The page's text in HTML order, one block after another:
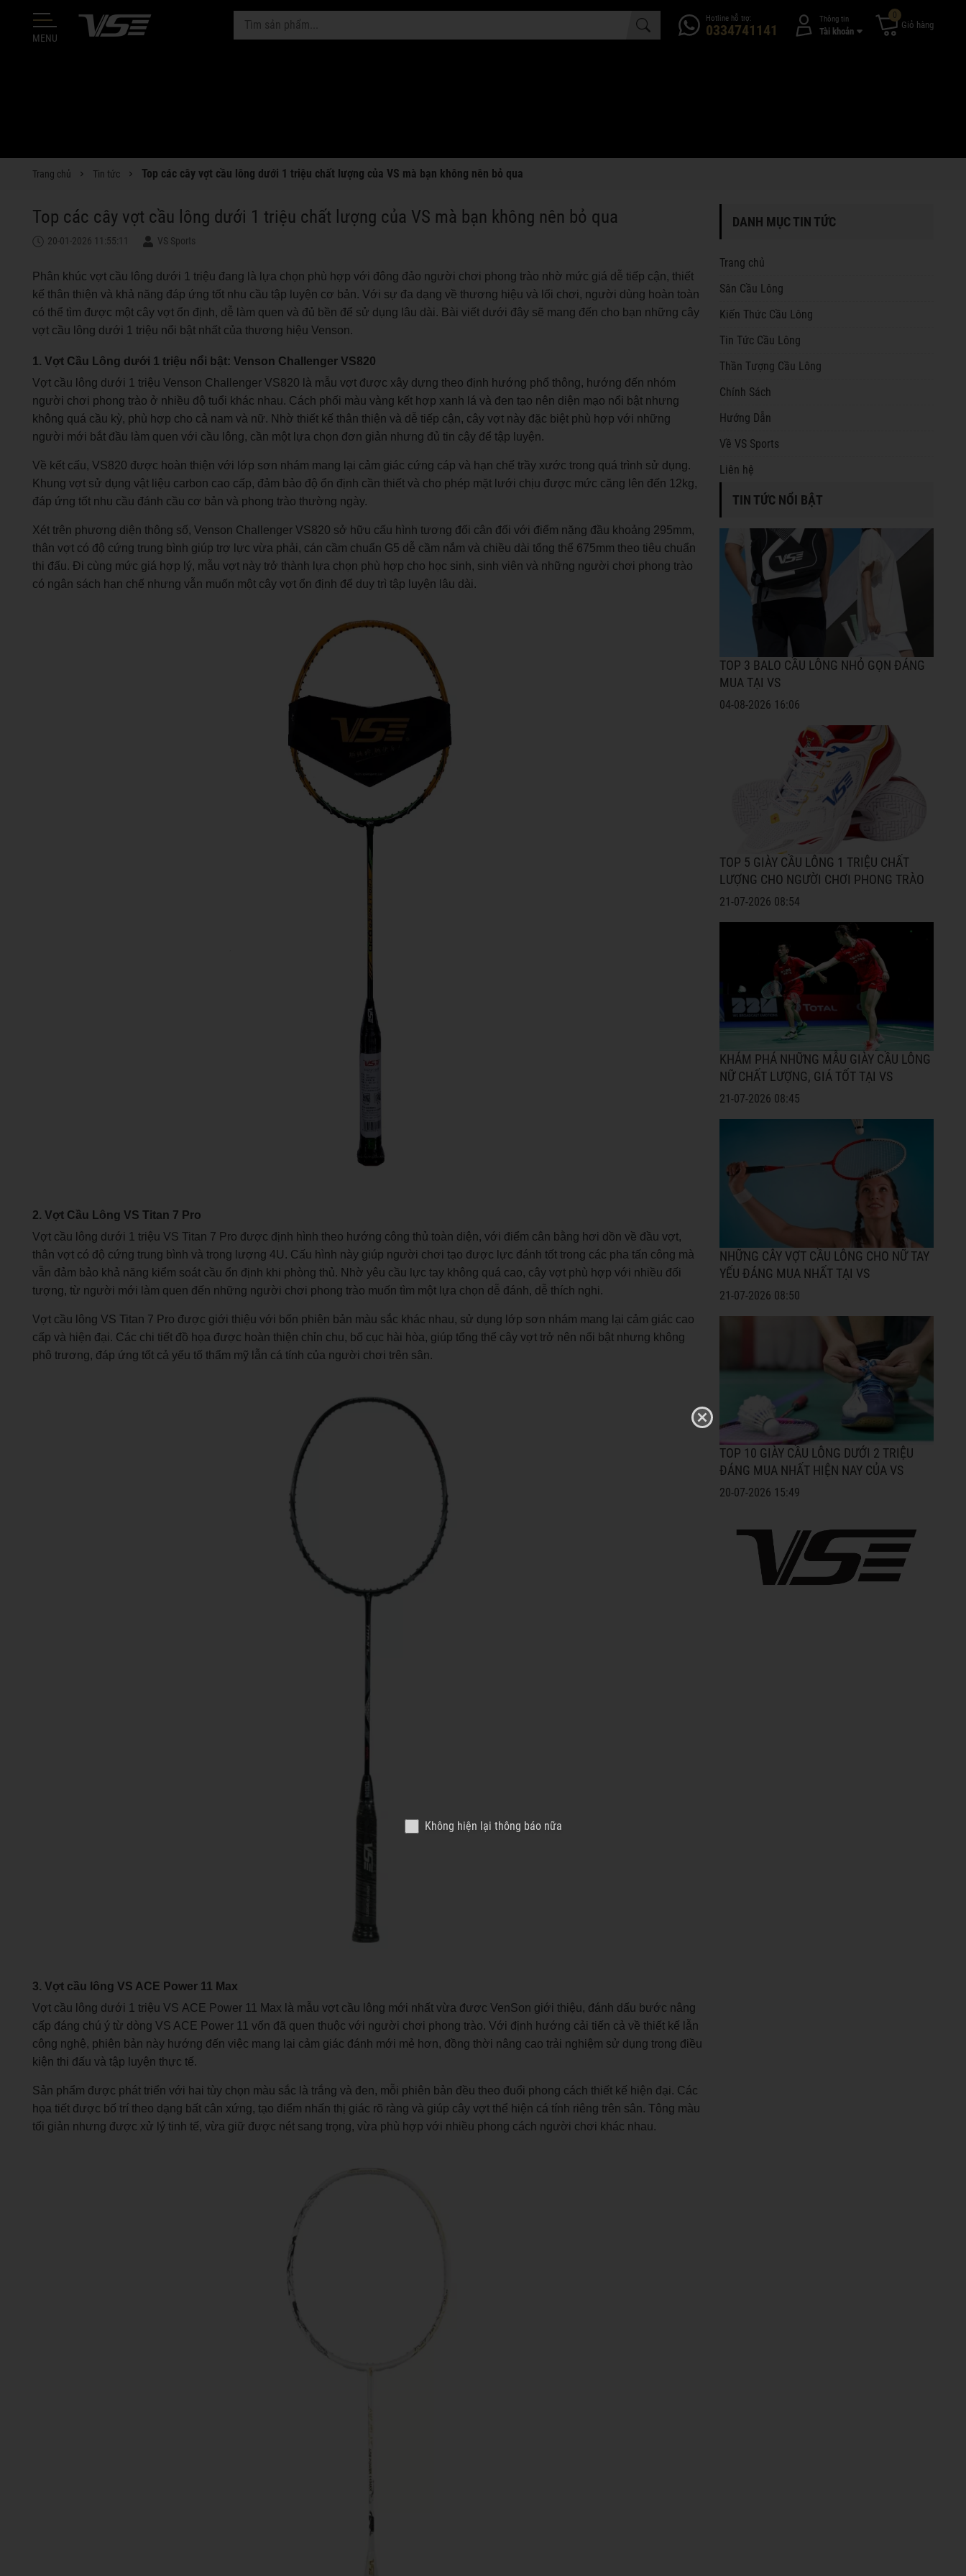
MENU
Hotline hỗ trợ:
0334741141
Thông tin
Tài khoản
0
Giỏ hàng
Trang chủ Tin tức Top các cây vợt cầu lông dưới 1 triệu chất lượng của VS mà bạn không nên bỏ qua
Top các cây vợt cầu lông dưới 1 triệu chất lượng của VS mà bạn không nên bỏ qua
20-01-2026 11:55:11 VS Sports
Phân khúc vợt cầu lông dưới 1 triệu đang là lựa chọn phù hợp với đông đảo người chơi phong trào nhờ mức giá dễ tiếp cận, thiết
kế thân thiện và khả năng đáp ứng tốt nhu cầu tập luyện cơ bản. Với sự đa dạng về thương hiệu và lối chơi, người dùng hoàn toàn
có thể tìm được một cây vợt ổn định, dễ làm quen và đủ bền để sử dụng lâu dài. Bài viết dưới đây sẽ mang đến cho bạn những cây
vợt cầu lông dưới 1 triệu nổi bật nhất của thương hiệu Venson.
1. Vợt Cầu Lông dưới 1 triệu nổi bật: Venson Challenger VS820
Vợt cầu lông dưới 1 triệu Venson Challenger VS820 là mẫu vợt được xây dựng theo định hướng phổ thông, hướng đến nhóm
người chơi phong trào ở nhiều độ tuổi khác nhau. Cách phối màu vàng kết hợp xanh lá và đen tạo nên diện mạo nổi bật nhưng
không quá cầu kỳ, phù hợp cho cả nam và nữ. Nhờ thiết kế thân thiện và dễ tiếp cận, cây vợt này đặc biệt phù hợp với những
người mới bắt đầu làm quen với cầu lông, cần một lựa chọn đơn giản nhưng đủ tin cậy để tập luyện.
Về kết cấu, VS820 được hoàn thiện với lớp sơn nhám mang lại cảm giác cứng cáp và hạn chế trầy xước trong quá trình sử dụng.
Khung vợt sử dụng vật liệu carbon cao cấp, đảm bảo độ ổn định cần thiết và cho phép mặt lưới chịu được mức căng lên đến 12kg,
đáp ứng tốt nhu cầu đánh cầu cơ bản và phong trào thường ngày.
Xét trên phương diện thông số, Venson Challenger VS820 sở hữu cấu hình tương đối cân đối với điểm nặng đầu khoảng 295mm,
thân vợt có độ cứng trung bình giúp trợ lực vừa phải, cán cầm chuẩn G5 dễ cầm nắm và chiều dài tổng thể 675mm theo tiêu chuẩn
thi đấu. Đi cùng mức giá hợp lý, mẫu vợt này trở thành lựa chọn phù hợp cho học sinh, sinh viên và những người chơi phong trào
có ngân sách hạn chế nhưng vẫn muốn một cây vợt ổn định để duy trì tập luyện lâu dài.
2. Vợt Cầu Lông VS Titan 7 Pro
Vợt cầu lông dưới 1 triệu VS Titan 7 Pro được định hình theo hướng công thủ toàn diện, với điểm cân bằng hơi dồn về đầu vợt,
thân vợt có độ cứng trung bình và trọng lượng 4U. Cấu hình này giúp người chơi tạo được lực đánh tốt trong các pha tấn công mà
vẫn đảm bảo khả năng kiểm soát cầu ổn định khi phòng thủ. Nhờ yêu cầu lực tay không quá cao, cây vợt phù hợp với nhiều đối
tượng, từ người mới làm quen đến những người chơi phong trào muốn tìm một lựa chọn dễ đánh, dễ thích nghi.
Vợt cầu lông VS Titan 7 Pro được giới thiệu với bốn phiên bản màu sắc khác nhau, sử dụng lớp sơn nhám mang lại cảm giác cao
cấp và hiện đại. Các chi tiết đồ họa được hoàn thiện chỉn chu, bố cục hài hòa, giúp tổng thể cây vợt trở nên nổi bật nhưng không
phô trương, đáp ứng tốt cả yếu tố thẩm mỹ lẫn cá tính của người chơi trên sân.
3. Vợt cầu lông VS ACE Power 11 Max
Vợt cầu lông dưới 1 triệu VS ACE Power 11 Max là mẫu vợt cầu lông mới nhất vừa được VenSon giới thiệu, đánh dấu bước nâng
cấp đáng chú ý từ dòng VS ACE Power 11 vốn đã quen thuộc với người chơi phong trào. Với định hướng cải tiến cả về thiết kế lẫn
công nghệ, phiên bản này hướng đến việc mang lại cảm giác đánh mới mẻ hơn, đồng thời nâng cao trải nghiệm sử dụng trong điều
kiện thi đấu và tập luyện thực tế.
Sản phẩm được phát triển với hai tùy chọn màu sắc là trắng và đen, mỗi phiên bản đều theo đuổi phong cách thiết kế hiện đại. Các
họa tiết được bố trí theo dạng bất cân xứng, tạo điểm nhấn thị giác rõ ràng và giúp cây vợt thể hiện cá tính riêng trên sân. Tông màu
tối giản nhưng được xử lý tinh tế, vừa giữ được nét sang trọng, vừa phù hợp với nhiều phong cách người chơi khác nhau.
DANH MỤC TIN TỨC
Trang chủ
Sân Cầu Lông
Kiến Thức Cầu Lông
Tin Tức Cầu Lông
Thần Tượng Cầu Lông
Chính Sách
Hướng Dẫn
Về VS Sports
Liên hệ
TIN TỨC NỔI BẬT
TOP 3 BALO CẦU LÔNG NHỎ GỌN ĐÁNG
MUA TẠI VS
04-08-2026 16:06
TOP 5 GIÀY CẦU LÔNG 1 TRIỆU CHẤT
LƯỢNG CHO NGƯỜI CHƠI PHONG TRÀO
21-07-2026 08:54
KHÁM PHÁ NHỮNG MẪU GIÀY CẦU LÔNG
NỮ CHẤT LƯỢNG, GIÁ TỐT TẠI VS
21-07-2026 08:45
NHỮNG CÂY VỢT CẦU LÔNG CHO NỮ TAY
YẾU ĐÁNG MUA NHẤT TẠI VS
21-07-2026 08:50
TOP 10 GIÀY CẦU LÔNG DƯỚI 2 TRIỆU
ĐÁNG MUA NHẤT HIỆN NAY CỦA VS
20-07-2026 15:49
Không hiện lại thông báo nữa